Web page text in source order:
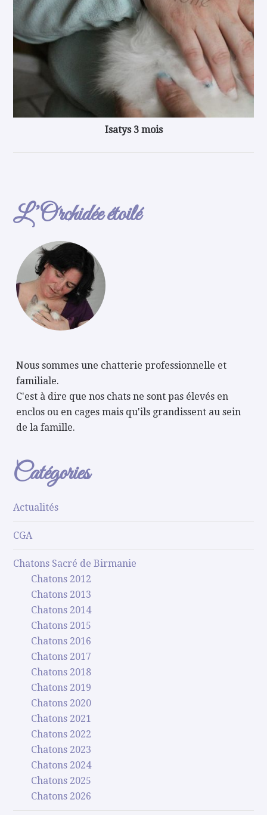
Isatys 3 mois
L’Orchidée étoilé
Nous sommes une chatterie professionnelle et
familiale.
C'est à dire que nos chats ne sont pas élevés en
enclos ou en cages mais qu'ils grandissent au sein
de la famille.
Catégories
Actualités
CGA
Chatons Sacré de Birmanie
Chatons 2012
Chatons 2013
Chatons 2014
Chatons 2015
Chatons 2016
Chatons 2017
Chatons 2018
Chatons 2019
Chatons 2020
Chatons 2021
Chatons 2022
Chatons 2023
Chatons 2024
Chatons 2025
Chatons 2026